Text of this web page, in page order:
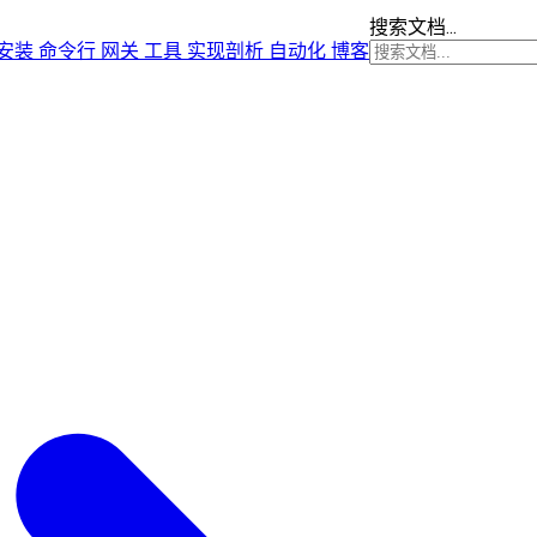
装 命令行 网关 工具 实现剖析 自动化 博客
搜索文档...